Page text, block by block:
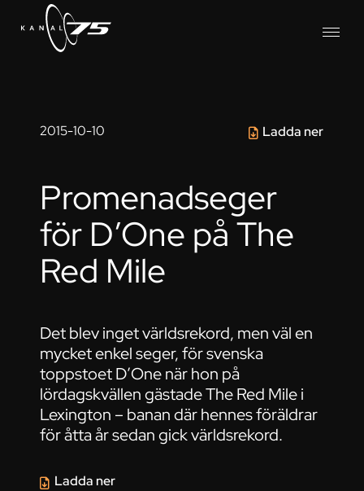
2015-10-10 Ladda ner
Promenadseger
för D’One på The
Red Mile
Det blev inget världsrekord, men väl en
mycket enkel seger, för svenska
toppstoet D’One när hon på
lördagskvällen gästade The Red Mile i
Lexington – banan där hennes föräldrar
för åtta år sedan gick världsrekord.
Ladda ner